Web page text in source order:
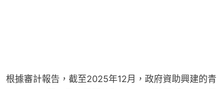
根據審計報告，截至2025年12月，政府資助興建的青